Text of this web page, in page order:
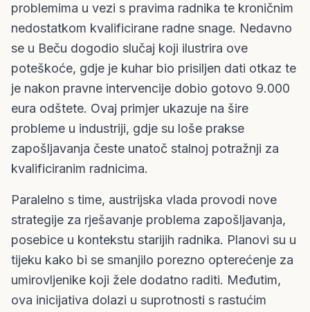
problemima u vezi s pravima radnika te kroničnim
nedostatkom kvalificirane radne snage. Nedavno
se u Beču dogodio slučaj koji ilustrira ove
poteškoće, gdje je kuhar bio prisiljen dati otkaz te
je nakon pravne intervencije dobio gotovo 9.000
eura odštete. Ovaj primjer ukazuje na šire
probleme u industriji, gdje su loše prakse
zapošljavanja česte unatoč stalnoj potražnji za
kvalificiranim radnicima.
Paralelno s time, austrijska vlada provodi nove
strategije za rješavanje problema zapošljavanja,
posebice u kontekstu starijih radnika. Planovi su u
tijeku kako bi se smanjilo porezno opterećenje za
umirovljenike koji žele dodatno raditi. Međutim,
ova inicijativa dolazi u suprotnosti s rastućim